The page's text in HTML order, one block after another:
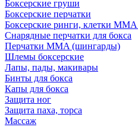
Боксерские груши
Боксерские перчатки
Боксерские ринги, клетки
Снарядные перчатки для бокса
Перчатки MMA (шингарды)
Шлемы боксерские
Лапы, пады, макивары
Бинты для бокса
Капы для бокса
Защита ног
Защита паха, торса
Массаж